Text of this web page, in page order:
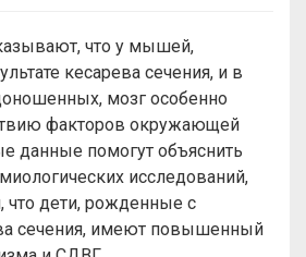
что у мышей,
кесарева сечения, и в
мозг особенно
факторов окружающей
данные помогут объяснить
исследований,
что дети, рожденные с
сечения, имеют повышенный